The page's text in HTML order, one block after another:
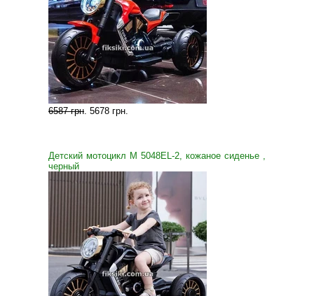
6587 грн. 5678 грн.
Детский мотоцикл M 5048EL-2, кожаное сиденье ,
черный